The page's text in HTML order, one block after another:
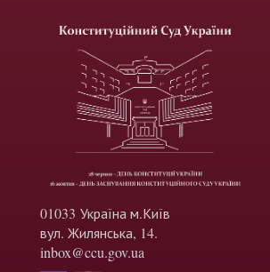
01033 Україна м.Київ
вул. Жилянська, 14.
inbox@ccu.gov.ua